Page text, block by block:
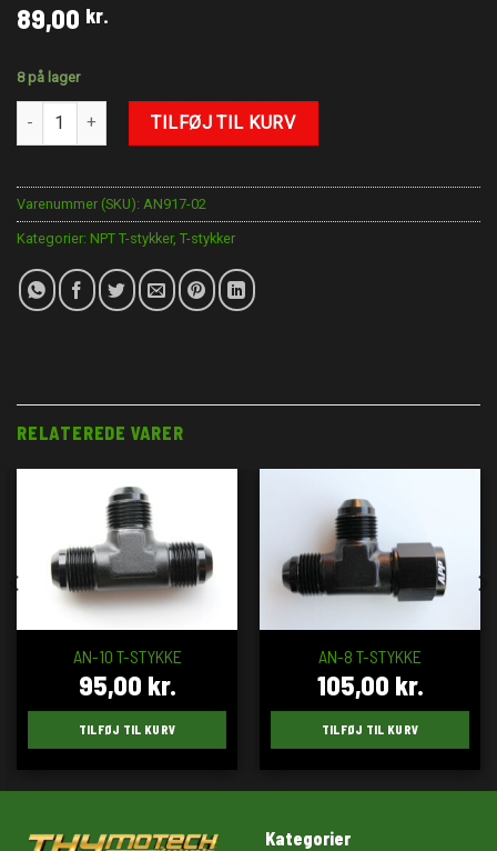
89,00 kr.
8 på lager
1/4" NPT T-Stykke antalTILFØJ TIL KURV
Varenummer (SKU): AN917-02
Kategorier: NPT T-stykker, T-stykker
RELATEREDE VARER
AN-10 T-STYKKE
95,00 kr.
TILFØJ TIL KURV
AN-8 T-STYKKE
105,00 kr.
TILFØJ TIL KURV
Kategorier